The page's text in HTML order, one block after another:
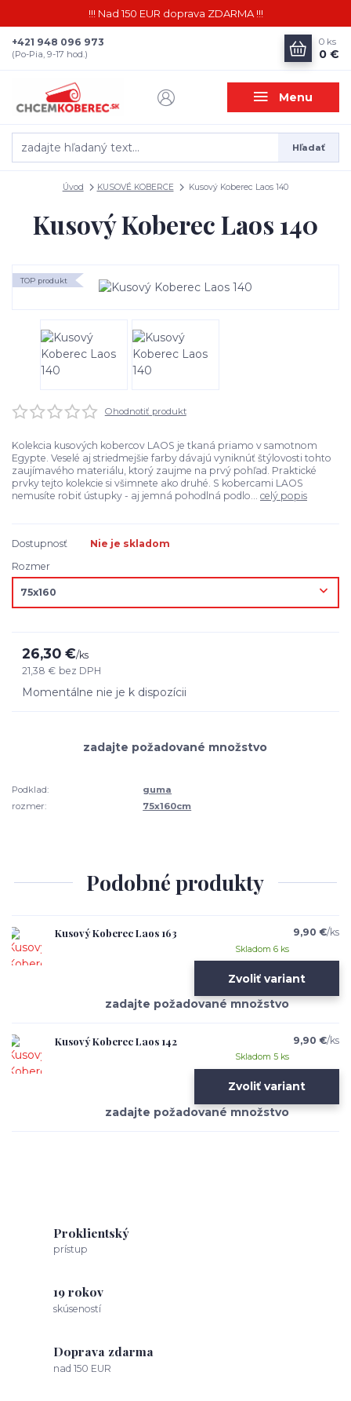
!!! Nad 150 EUR doprava ZDARMA !!!
Menu
Hľadať
+421 948 096 973
(Po-Pia, 9-17 hod.)
0 ks
0 €
Úvod KUSOVÉ KOBERCE Kusový Koberec Laos 140
Kusový Koberec Laos 140
TOP produkt
Ohodnotiť produkt
Kolekcia kusových kobercov LAOS je tkaná priamo v samotnom
Egypte. Veselé aj striedmejšie farby dávajú vyniknúť štýlovosti tohto
zaujímavého materiálu, ktorý zaujme na prvý pohľad. Praktické
prvky tejto kolekcie si všimnete ako druhé. S kobercami LAOS
nemusíte robiť ústupky - aj jemná pohodlná podlo... celý popis
Dostupnosť
Nie je skladom
Rozmer
26,30 €/ks
21,38 € bez DPH
Momentálne nie je k dispozícii
Podklad:
guma
rozmer:
75x160cm
Podobné produkty
Kusový Koberec Laos 163 9,90 €/ks
Skladom 6 ks
Zvoliť variant
Kusový Koberec Laos 142 9,90 €/ks
Skladom 5 ks
Zvoliť variant
Proklientský
prístup
19 rokov
skúseností
Doprava zdarma
nad 150 EUR